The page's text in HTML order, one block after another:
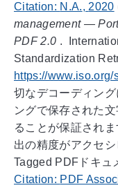
Citation: N.A., 2020
management —
PDF 2.0 .
Standardization
https://www.iso.org/
切なデコーディン
ングで保存された
ることが保証され
出の精度がアクセ
Tagged PDFドキュ
Citation: PDF